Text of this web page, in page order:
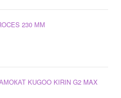
230 ММ
KUGOO KIRIN G2 MAX